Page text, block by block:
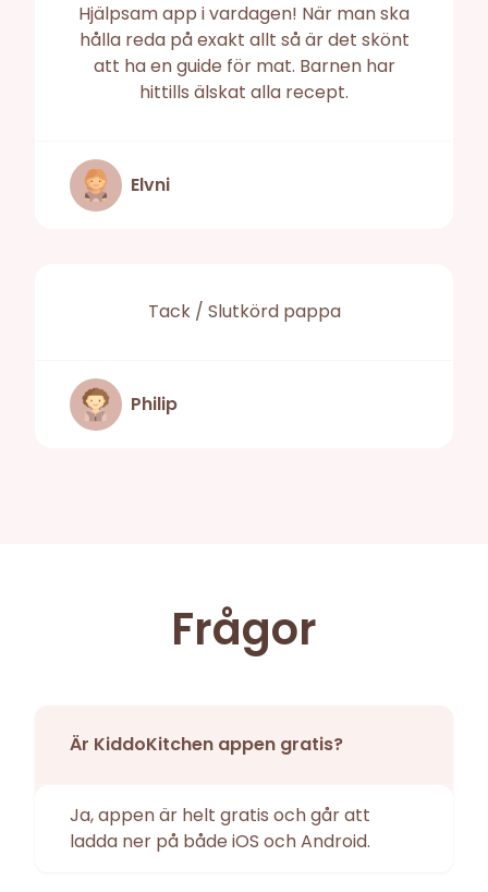
Hjälpsam app i vardagen! När man ska
hålla reda på exakt allt så är det skönt
att ha en guide för mat. Barnen har
hittills älskat alla recept.
Elvni
Tack / Slutkörd pappa
Philip
Frågor
Är KiddoKitchen appen gratis?
Ja, appen är helt gratis och går att
ladda ner på både iOS och Android.